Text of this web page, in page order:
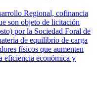
Regional, cofinancia
son objeto de licitación
por la Sociedad Foral de
de equilibrio de carga
físicos que aumenten
eficiencia económica y